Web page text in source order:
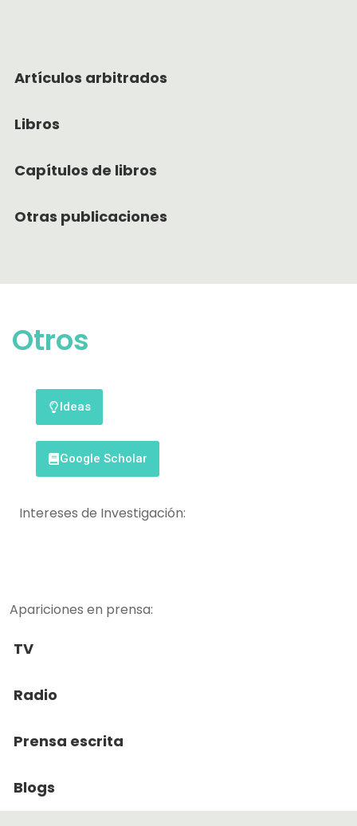
Artículos arbitrados
Libros
Capítulos de libros
Otras publicaciones
Otros
Ideas
Google Scholar
Intereses de Investigación:
Apariciones en prensa:
TV
Radio
Prensa escrita
Blogs